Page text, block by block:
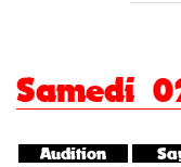
Samedi
Audition